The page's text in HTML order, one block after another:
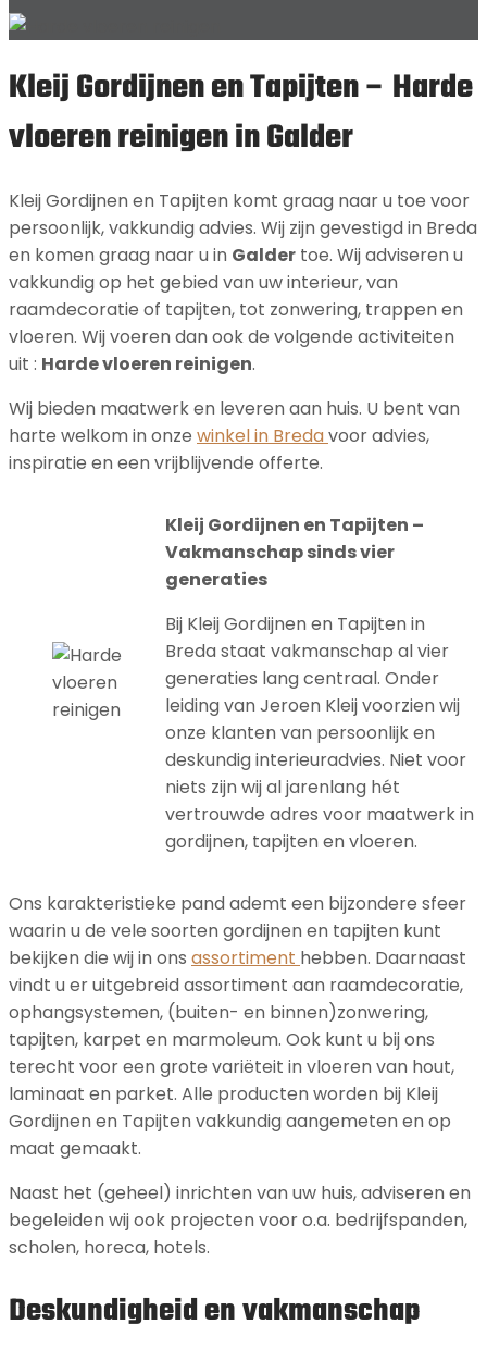
Kleij Gordijnen en Tapijten – Harde
vloeren reinigen in Galder
Kleij Gordijnen en Tapijten komt graag naar u toe voor
persoonlijk, vakkundig advies. Wij zijn gevestigd in Breda
en komen graag naar u in Galder toe. Wij adviseren u
vakkundig op het gebied van uw interieur, van
raamdecoratie of tapijten, tot zonwering, trappen en
vloeren. Wij voeren dan ook de volgende activiteiten
uit : Harde vloeren reinigen.
Wij bieden maatwerk en leveren aan huis. U bent van
harte welkom in onze winkel in Bredavoor advies,
inspiratie en een vrijblijvende offerte.
Kleij Gordijnen en Tapijten –
Vakmanschap sinds vier
generaties
Bij Kleij Gordijnen en Tapijten in
Breda staat vakmanschap al vier
generaties lang centraal. Onder
leiding van Jeroen Kleij voorzien wij
onze klanten van persoonlijk en
deskundig interieuradvies. Niet voor
niets zijn wij al jarenlang hét
vertrouwde adres voor maatwerk in
gordijnen, tapijten en vloeren.
Ons karakteristieke pand ademt een bijzondere sfeer
waarin u de vele soorten gordijnen en tapijten kunt
bekijken die wij in ons assortiment hebben. Daarnaast
vindt u er uitgebreid assortiment aan raamdecoratie,
ophangsystemen, (buiten- en binnen)zonwering,
tapijten, karpet en marmoleum. Ook kunt u bij ons
terecht voor een grote variëteit in vloeren van hout,
laminaat en parket. Alle producten worden bij Kleij
Gordijnen en Tapijten vakkundig aangemeten en op
maat gemaakt.
Naast het (geheel) inrichten van uw huis, adviseren en
begeleiden wij ook projecten voor o.a. bedrijfspanden,
scholen, horeca, hotels.
Deskundigheid en vakmanschap